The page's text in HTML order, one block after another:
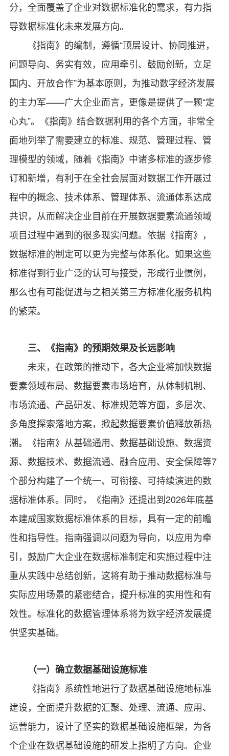
分，全面覆盖了企业对数据标准化的需求，有力指
导数据标准化未来发展方向。
《指南》的编制，遵循“顶层设计、协同推进，
问题导向、务实有效，应用牵引、鼓励创新，立足
国内、开放合作”为基本原则，为推动数字经济发展
的主力军——广大企业而言，更像是提供了一颗“定
心丸”。《指南》结合数据利用的各个方面，非常全
面地列举了需要建立的标准、规范、管理过程、管
理模型的领域，随着《指南》中诸多标准的逐步修
订和新增，有利于在全社会层面对数据工作开展过
程中的概念、技术体系、管理体系、流通体系达成
共识，从而解决企业目前在开展数据要素流通领域
项目过程中遇到的很多现实问题。依据《指南》，
数据标准的制定可以更为完整与体系化。如果这些
标准得到行业广泛的认可与接受，形成行业惯例，
那么也有可能促进与之相关第三方标准化服务机构
的繁荣。
三、《指南》的预期效果及长远影响
未来，在政策的推动下，各大企业将加快数据
要素领域布局、数据要素市场培育，从体制机制、
市场流通、产品研发、标准规范等方面，多层次、
多角度探索落地方案，掀起数据要素价值释放新热
潮。《指南》从基础通用、数据基础设施、数据资
源、数据技术、数据流通、融合应用、安全保障等7
个部分构建了一个统一、可衔接、可持续演进的数
据标准体系。同时，《指南》还提出到2026年底基
本建成国家数据标准体系的目标，具有一定的前瞻
性和指导性。指南强调以问题为导向，以应用为牵
引，鼓励广大企业在数据标准制定和实施过程中注
重从实践中总结创新，这将有助于推动数据标准与
实际应用场景的紧密结合，提升标准的实用性和有
效性。标准化的数据管理体系将为数字经济发展提
供坚实基础。
（一）确立数据基础设施标准
《指南》系统性地进行了数据基础设施地标准
建设，全面提升数据的汇聚、处理、流通、应用、
运营能力，设计了坚实的数据基础设施框架，为各
个企业在数据基础设施的研发上指明了方向。企业